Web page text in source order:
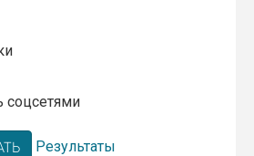
соцсетями
Результаты